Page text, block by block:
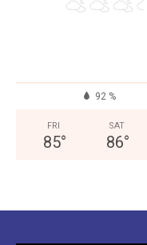
92 %
FRI
85°
SAT
86°